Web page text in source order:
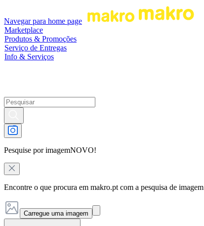
Navegar para home page
Marketplace
Produtos & Promoções
Serviço de Entregas
Info & Serviços
Pesquise por imagemNOVO!
Encontre o que procura em makro.pt com a pesquisa de imagem
Carregue uma imagem